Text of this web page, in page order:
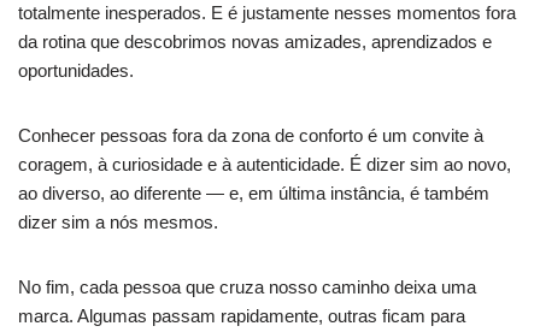
totalmente inesperados. E é justamente nesses momentos fora
da rotina que descobrimos novas amizades, aprendizados e
oportunidades.
Conhecer pessoas fora da zona de conforto é um convite à
coragem, à curiosidade e à autenticidade. É dizer sim ao novo,
ao diverso, ao diferente — e, em última instância, é também
dizer sim a nós mesmos.
No fim, cada pessoa que cruza nosso caminho deixa uma
marca. Algumas passam rapidamente, outras ficam para